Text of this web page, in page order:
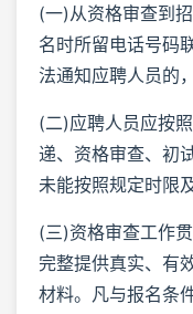
(一)从资格审查到
名时所留电话号码
法通知应聘人员的
(二)应聘人员应按
递、资格审查、初
未能按照规定时限
(三)资格审查工作
完整提供真实、有
材料。凡与报名条